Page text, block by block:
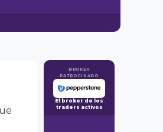
BROKER
PATROCINADO
El broker de los
traders activos